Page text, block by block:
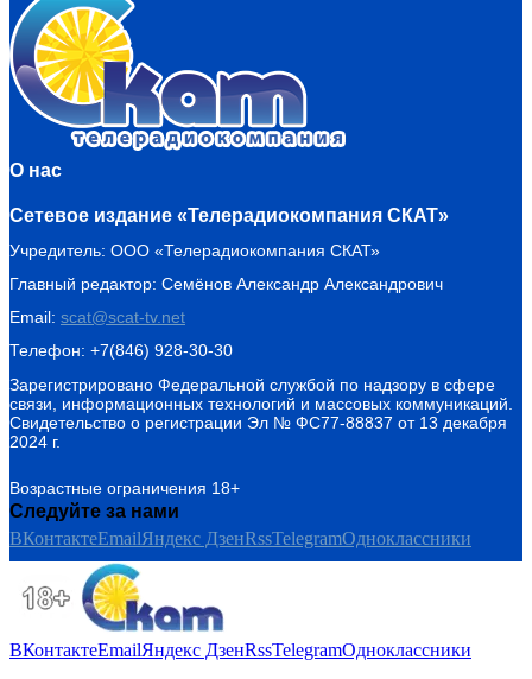
О нас
Сетевое издание «Телерадиокомпания СКАТ»
Учредитель: ООО «Телерадиокомпания СКАТ»
Главный редактор: Семёнов Александр Александрович
Email: scat@scat-tv.net
Телефон: +7(846) 928-30-30
Зарегистрировано Федеральной службой по надзору в сфере
связи, информационных технологий и массовых коммуникаций.
Свидетельство о регистрации Эл № ФС77-88837 от 13 декабря
2024 г.
Возрастные ограничения 18+
Следуйте за нами
ВКонтактеEmailЯндекс ДзенRssTelegramОдноклассники
ВКонтактеEmailЯндекс ДзенRssTelegramОдноклассники